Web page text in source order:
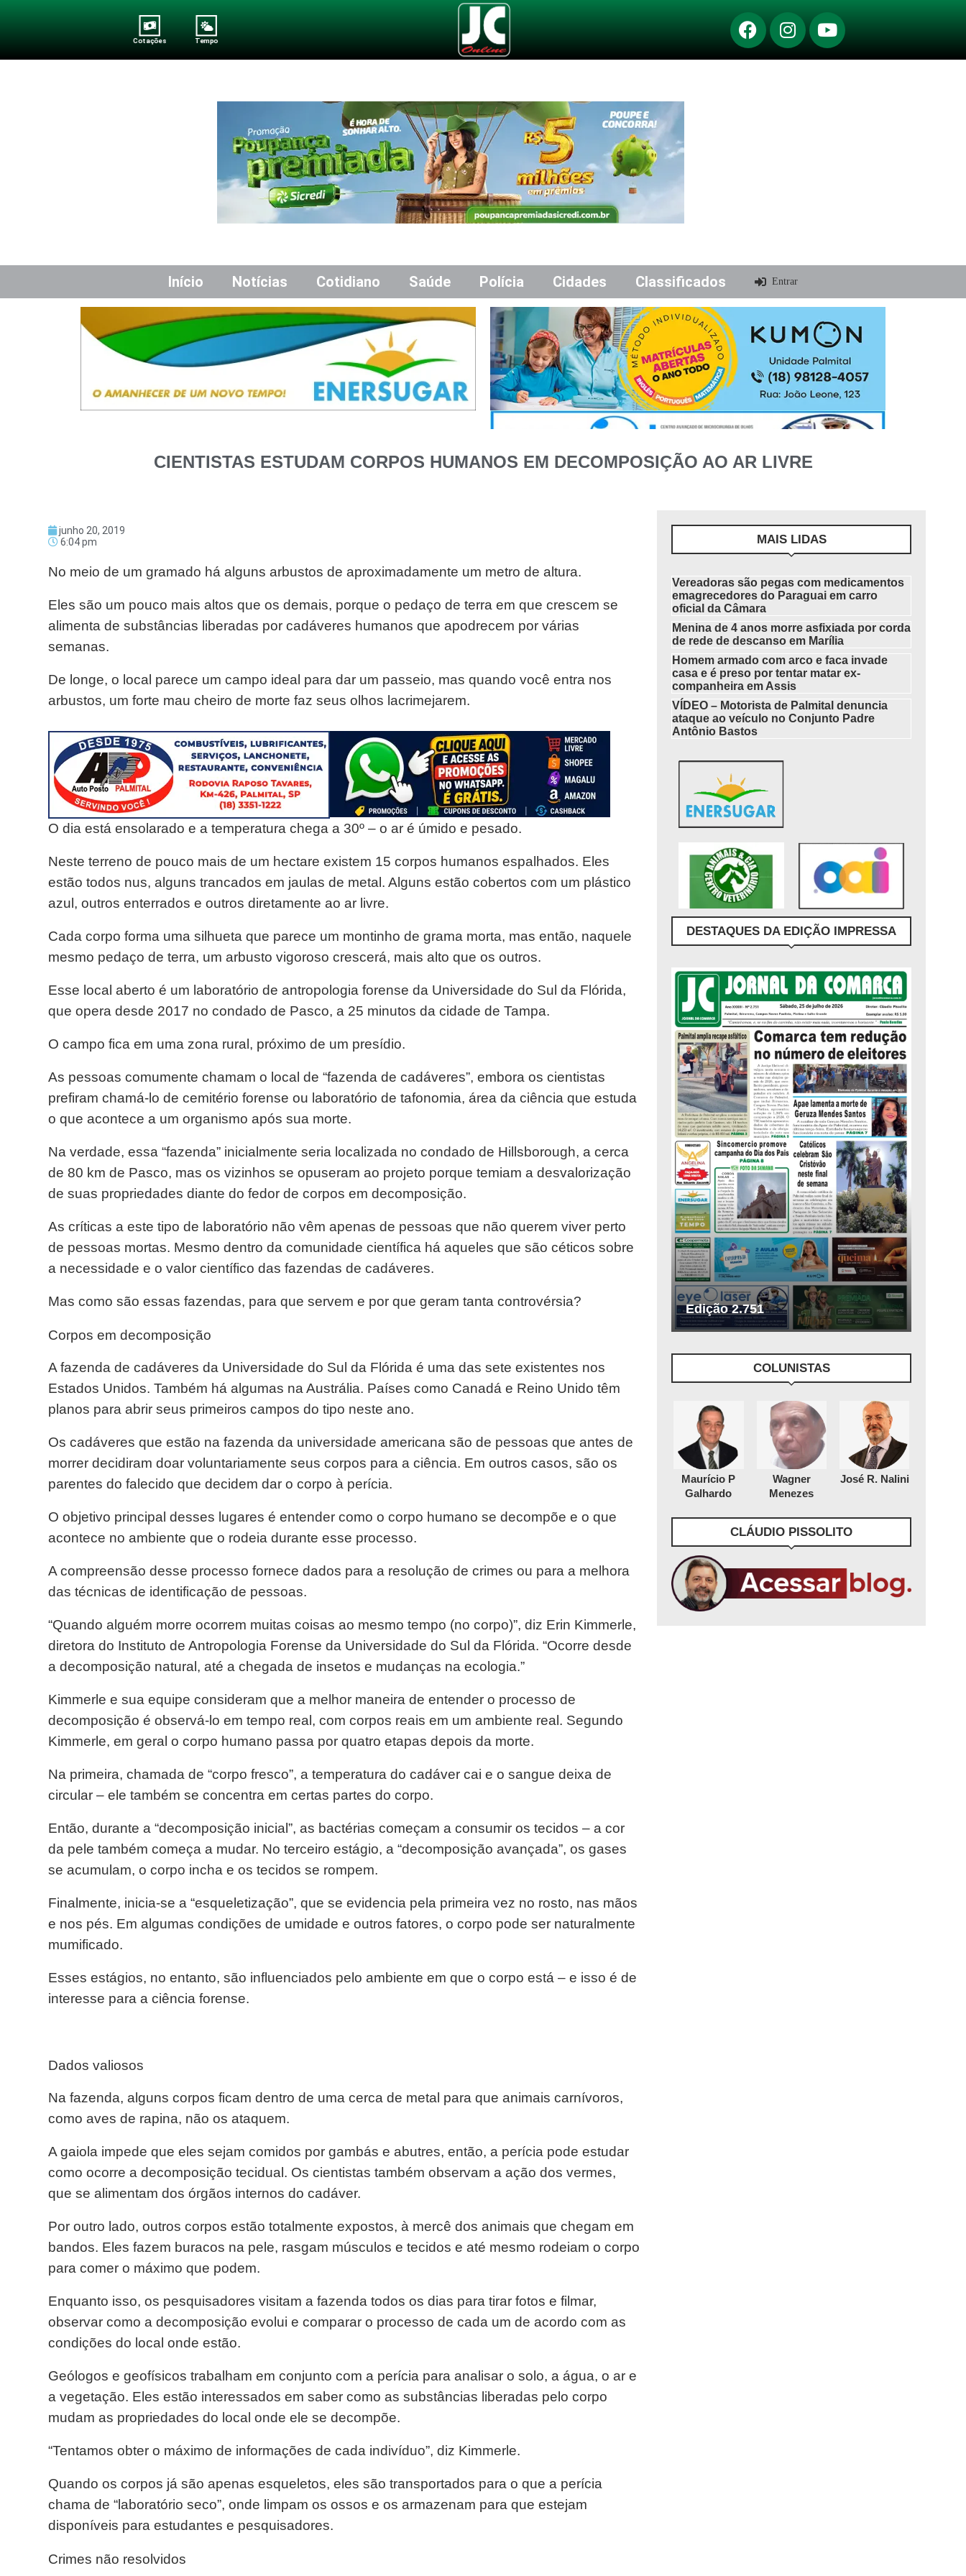
Cotações Tempo
Início Notícias Cotidiano Saúde Polícia Cidades Classificados Entrar
CIENTISTAS ESTUDAM CORPOS HUMANOS EM DECOMPOSIÇÃO AO AR LIVRE
junho 20, 2019
6:04 pm
No meio de um gramado há alguns arbustos de aproximadamente um metro de altura.
Eles são um pouco mais altos que os demais, porque o pedaço de terra em que crescem se
alimenta de substâncias liberadas por cadáveres humanos que apodrecem por várias
semanas.
De longe, o local parece um campo ideal para dar um passeio, mas quando você entra nos
arbustos, um forte mau cheiro de morte faz seus olhos lacrimejarem.
O dia está ensolarado e a temperatura chega a 30º – o ar é úmido e pesado.
Neste terreno de pouco mais de um hectare existem 15 corpos humanos espalhados. Eles
estão todos nus, alguns trancados em jaulas de metal. Alguns estão cobertos com um plástico
azul, outros enterrados e outros diretamente ao ar livre.
Cada corpo forma uma silhueta que parece um montinho de grama morta, mas então, naquele
mesmo pedaço de terra, um arbusto vigoroso crescerá, mais alto que os outros.
Esse local aberto é um laboratório de antropologia forense da Universidade do Sul da Flórida,
que opera desde 2017 no condado de Pasco, a 25 minutos da cidade de Tampa.
O campo fica em uma zona rural, próximo de um presídio.
As pessoas comumente chamam o local de “fazenda de cadáveres”, embora os cientistas
prefiram chamá-lo de cemitério forense ou laboratório de tafonomia, área da ciência que estuda
o que acontece a um organismo após sua morte.
Na verdade, essa “fazenda” inicialmente seria localizada no condado de Hillsborough, a cerca
de 80 km de Pasco, mas os vizinhos se opuseram ao projeto porque temiam a desvalorização
de suas propriedades diante do fedor de corpos em decomposição.
As críticas a este tipo de laboratório não vêm apenas de pessoas que não querem viver perto
de pessoas mortas. Mesmo dentro da comunidade científica há aqueles que são céticos sobre
a necessidade e o valor científico das fazendas de cadáveres.
Mas como são essas fazendas, para que servem e por que geram tanta controvérsia?
Corpos em decomposição
A fazenda de cadáveres da Universidade do Sul da Flórida é uma das sete existentes nos
Estados Unidos. Também há algumas na Austrália. Países como Canadá e Reino Unido têm
planos para abrir seus primeiros campos do tipo neste ano.
Os cadáveres que estão na fazenda da universidade americana são de pessoas que antes de
morrer decidiram doar voluntariamente seus corpos para a ciência. Em outros casos, são os
parentes do falecido que decidem dar o corpo à perícia.
O objetivo principal desses lugares é entender como o corpo humano se decompõe e o que
acontece no ambiente que o rodeia durante esse processo.
A compreensão desse processo fornece dados para a resolução de crimes ou para a melhora
das técnicas de identificação de pessoas.
“Quando alguém morre ocorrem muitas coisas ao mesmo tempo (no corpo)”, diz Erin Kimmerle,
diretora do Instituto de Antropologia Forense da Universidade do Sul da Flórida. “Ocorre desde
a decomposição natural, até a chegada de insetos e mudanças na ecologia.”
Kimmerle e sua equipe consideram que a melhor maneira de entender o processo de
decomposição é observá-lo em tempo real, com corpos reais em um ambiente real. Segundo
Kimmerle, em geral o corpo humano passa por quatro etapas depois da morte.
Na primeira, chamada de “corpo fresco”, a temperatura do cadáver cai e o sangue deixa de
circular – ele também se concentra em certas partes do corpo.
Então, durante a “decomposição inicial”, as bactérias começam a consumir os tecidos – a cor
da pele também começa a mudar. No terceiro estágio, a “decomposição avançada”, os gases
se acumulam, o corpo incha e os tecidos se rompem.
Finalmente, inicia-se a “esqueletização”, que se evidencia pela primeira vez no rosto, nas mãos
e nos pés. Em algumas condições de umidade e outros fatores, o corpo pode ser naturalmente
mumificado.
Esses estágios, no entanto, são influenciados pelo ambiente em que o corpo está – e isso é de
interesse para a ciência forense.
Dados valiosos
Na fazenda, alguns corpos ficam dentro de uma cerca de metal para que animais carnívoros,
como aves de rapina, não os ataquem.
A gaiola impede que eles sejam comidos por gambás e abutres, então, a perícia pode estudar
como ocorre a decomposição tecidual. Os cientistas também observam a ação dos vermes,
que se alimentam dos órgãos internos do cadáver.
Por outro lado, outros corpos estão totalmente expostos, à mercê dos animais que chegam em
bandos. Eles fazem buracos na pele, rasgam músculos e tecidos e até mesmo rodeiam o corpo
para comer o máximo que podem.
Enquanto isso, os pesquisadores visitam a fazenda todos os dias para tirar fotos e filmar,
observar como a decomposição evolui e comparar o processo de cada um de acordo com as
condições do local onde estão.
Geólogos e geofísicos trabalham em conjunto com a perícia para analisar o solo, a água, o ar e
a vegetação. Eles estão interessados em saber como as substâncias liberadas pelo corpo
mudam as propriedades do local onde ele se decompõe.
“Tentamos obter o máximo de informações de cada indivíduo”, diz Kimmerle.
Quando os corpos já são apenas esqueletos, eles são transportados para o que a perícia
chama de “laboratório seco”, onde limpam os ossos e os armazenam para que estejam
disponíveis para estudantes e pesquisadores.
Crimes não resolvidos
MAIS LIDAS
Vereadoras são pegas com medicamentos
emagrecedores do Paraguai em carro
oficial da Câmara
Menina de 4 anos morre asfixiada por corda
de rede de descanso em Marília
Homem armado com arco e faca invade
casa e é preso por tentar matar ex-
companheira em Assis
VÍDEO – Motorista de Palmital denuncia
ataque ao veículo no Conjunto Padre
Antônio Bastos
DESTAQUES DA EDIÇÃO IMPRESSA
Edição 2.751
COLUNISTAS
Maurício P
Galhardo
Wagner
Menezes
José R. Nalini
CLÁUDIO PISSOLITO